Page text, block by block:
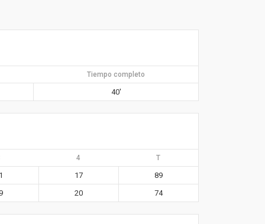
Tiempo completo
40′
4 T
17
89
20 74